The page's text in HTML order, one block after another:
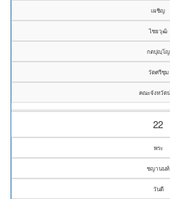
เผชิญ
ไชยวุฒิ
กตปุญฺโญ
วัดศรีชุม
คณะจังหวัด
22
พระ
ชญานนท์
วันดี